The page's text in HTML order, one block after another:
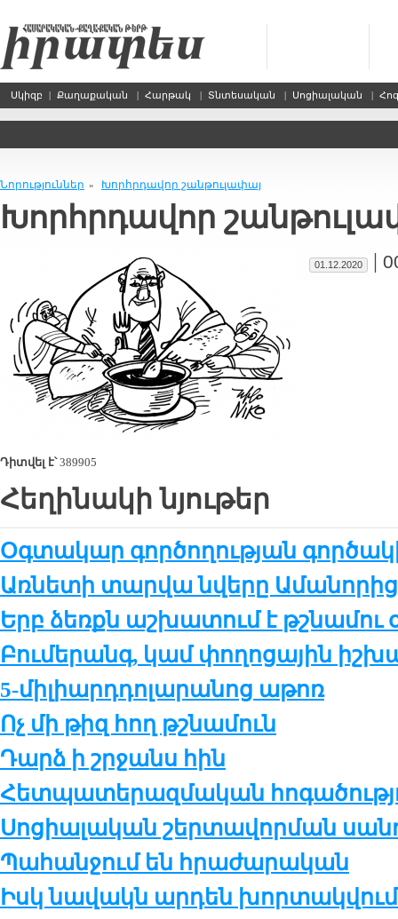
Սկիզբ | Քաղաքական | Հարթակ | Տնտեսական | Սոցիալական |
Նորություններ » Խորհր­դա­վոր շան­թու­լա­փայ
Խորհր­դա­վոր
01.12.2020 |
Դիտվել է՝389905
Հեղինակի նյութեր
Օգտակար գործողության
Առնե­տի տար­վա նվե­րը
Երբ ձեռքն աշ­խա­տում է թշ­նա­մու
Բու­մե­րանգ, կամ փո­ղո­ցա­յին
5-մի­լիարդ­դո­լա­րա­նոց ա­թոռ
Ոչ մի թիզ հող թշ­նա­մուն
Դարձ ի շր­ջանս հին
Հետ­պա­տե­րազ­մա­կան
Սո­ցիա­լա­կան շեր­տա­վոր­ման
Պա­հան­ջում են հրա­ժա­րա­կան
Իսկ նավակն արդեն խորտակվում